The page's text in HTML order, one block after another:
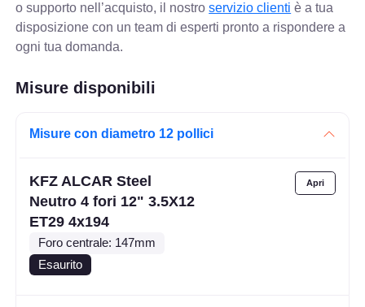
o supporto nell’acquisto, il nostroservizio clienti è a tua
disposizione con un team di esperti pronto a rispondere a
ogni tua domanda.
Misure disponibili
Misure con diametro 12 pollici
KFZ ALCAR Steel
Neutro 4 fori 12" 3.5X12
ET29 4x194
Foro centrale: 147mm
Esaurito